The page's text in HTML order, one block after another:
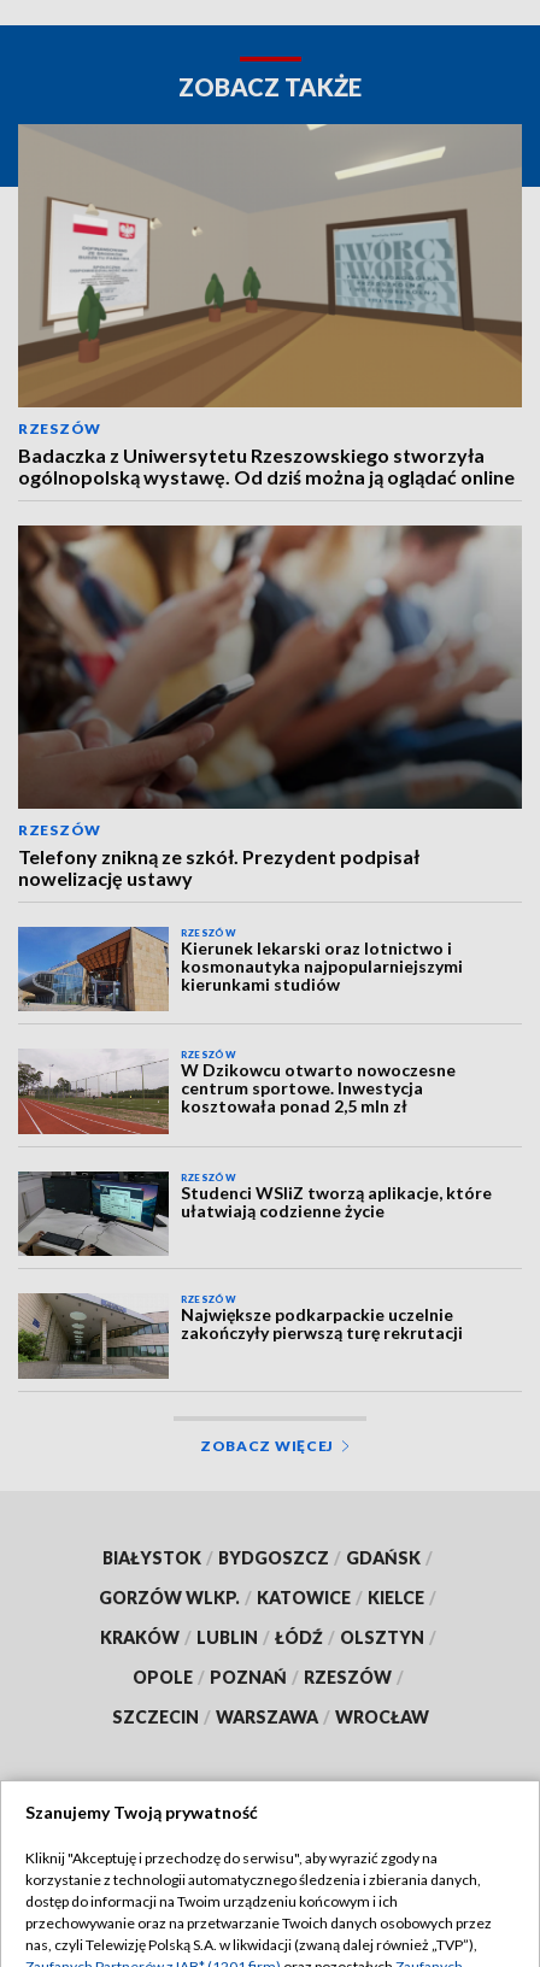
ZOBACZ TAKŻE
RZESZÓW
Badaczka z Uniwersytetu Rzeszowskiego stworzyła
ogólnopolską wystawę. Od dziś można ją oglądać online
RZESZÓW
Telefony znikną ze szkół. Prezydent podpisał
nowelizację ustawy
RZESZÓW
Kierunek lekarski oraz lotnictwo i
kosmonautyka najpopularniejszymi
kierunkami studiów
RZESZÓW
W Dzikowcu otwarto nowoczesne
centrum sportowe. Inwestycja
kosztowała ponad 2,5 mln zł
RZESZÓW
Studenci WSIiZ tworzą aplikacje, które
ułatwiają codzienne życie
RZESZÓW
Największe podkarpackie uczelnie
zakończyły pierwszą turę rekrutacji
ZOBACZ WIĘCEJ
BIAŁYSTOK / BYDGOSZCZ / GDAŃSK /
GORZÓW WLKP. / KATOWICE / KIELCE /
KRAKÓW / LUBLIN / ŁÓDŹ / OLSZTYN /
OPOLE / POZNAŃ / RZESZÓW /
SZCZECIN / WARSZAWA / WROCŁAW
TVP
Abonament TVP
Regulamin TVP
Szanujemy Twoją prywatność
Kliknij "Akceptuję i przechodzę do serwisu", aby wyrazić zgody na
korzystanie z technologii automatycznego śledzenia i zbierania danych,
dostęp do informacji na Twoim urządzeniu końcowym i ich
przechowywanie oraz na przetwarzanie Twoich danych osobowych przez
nas, czyli Telewizję Polską S.A. w likwidacji (zwaną dalej również „TVP”),